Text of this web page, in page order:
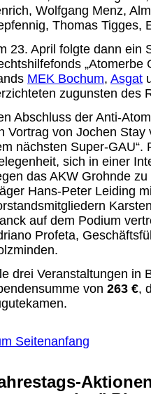
Wolfgang Menz,
Thomas Tigges,
23. April folgte dann ein
„Atomerbe
MEK Bochum, Asgat
zugunsten des
Abschluss der Anti-
Vortrag von Jochen
nächsten Super-GAU“.
sich in einer
das AKW Grohnde
Hans-Peter Leiding
auf dem Podium
Profeta,
drei Veranstaltungen in
von 263 €,
Seitenanfang